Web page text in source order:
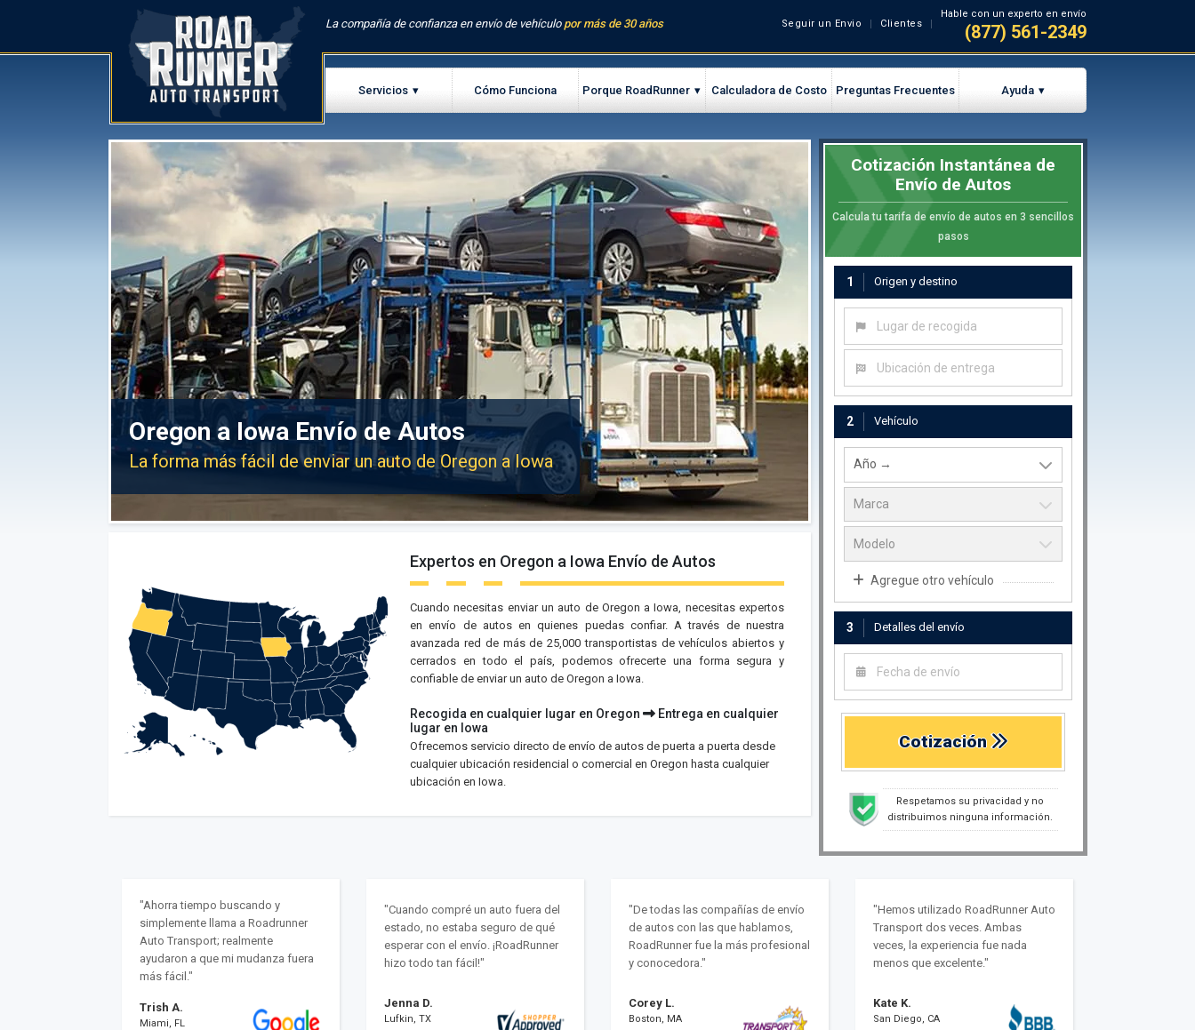
La compañía de confianza en envío de vehículopor más de 30 años Seguir un Envio Clientes
Hable con un experto en envío
(877) 561-2349
Servicios Cómo Funciona Porque RoadRunner Calculadora de Costo Preguntas Frecuentes Ayuda
Oregon a Iowa Envío de Autos
La forma más fácil de enviar un auto de Oregon a Iowa
Expertos en Oregon a Iowa Envío de Autos
Cuando necesitas enviar un auto de Oregon a Iowa, necesitas expertos
en envío de autos en quienes puedas confiar. A través de nuestra
avanzada red de más de 25,000 transportistas de vehículos abiertos y
cerrados en todo el país, podemos ofrecerte una forma segura y
confiable de enviar un auto de Oregon a Iowa.
Recogida en cualquier lugar en Oregon
Entrega en cualquier
lugar en Iowa
Ofrecemos servicio directo de envío de autos de puerta a puerta desde
cualquier ubicación residencial o comercial en Oregon hasta cualquier
ubicación en Iowa.
Cotización Instantánea de
Envío de Autos
Calcula tu tarifa de envío de autos en 3 sencillos
pasos
1 Origen y destino
Lugar de recogida
Ubicación de entrega
2 Vehículo
Agregue otro vehículo
3 Detalles del envío
Cotización
Respetamos su privacidad y no
distribuimos ninguna información.
"Ahorra tiempo buscando y
simplemente llama a Roadrunner
Auto Transport; realmente
ayudaron a que mi mudanza fuera
más fácil."
Trish A.
Miami, FL
"Cuando compré un auto fuera del
estado, no estaba seguro de qué
esperar con el envío. ¡RoadRunner
hizo todo tan fácil!"
Jenna D.
Lufkin, TX
"De todas las compañías de envío
de autos con las que hablamos,
RoadRunner fue la más profesional
y conocedora."
Corey L.
Boston, MA
"Hemos utilizado RoadRunner Auto
Transport dos veces. Ambas
veces, la experiencia fue nada
menos que excelente."
Kate K.
San Diego, CA